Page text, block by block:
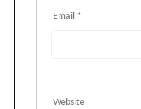
Email *
Website